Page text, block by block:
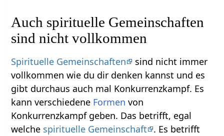
Auch spirituelle Gemeinschaften
sind nicht vollkommen
Spirituelle Gemeinschaften
sind nicht immer
vollkommen wie du dir denken kannst und es
gibt durchaus auch mal Konkurrenzkampf. Es
kann verschiedene Formen von
Konkurrenzkampf geben. Das betrifft, egal
welche spirituelle Gemeinschaft
. Es betrifft